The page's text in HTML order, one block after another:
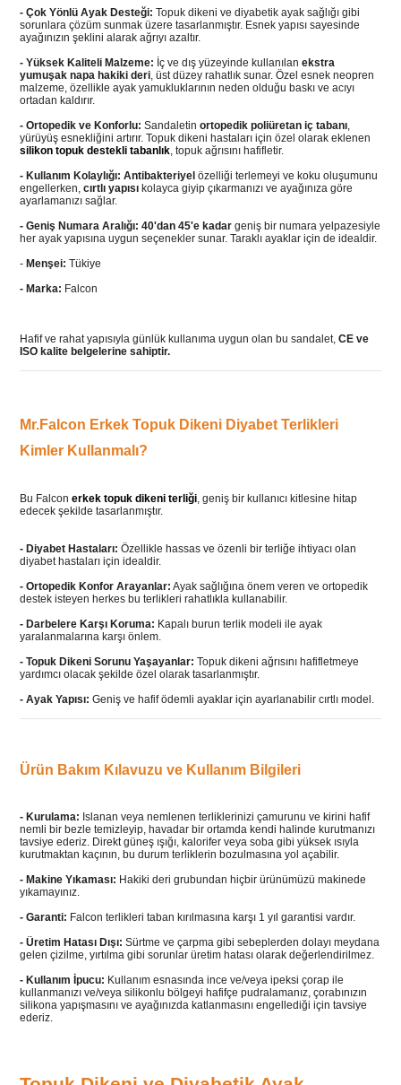
- Çok Yönlü Ayak Desteği: Topuk dikeni ve diyabetik ayak sağlığı gibi
sorunlara çözüm sunmak üzere tasarlanmıştır. Esnek yapısı sayesinde
ayağınızın şeklini alarak ağrıyı azaltır.
- Yüksek Kaliteli Malzeme: İç ve dış yüzeyinde kullanılan ekstra
yumuşak napa hakiki deri, üst düzey rahatlık sunar. Özel esnek neopren
malzeme, özellikle ayak yamukluklarının neden olduğu baskı ve acıyı
ortadan kaldırır.
- Ortopedik ve Konforlu: Sandaletin ortopedik poliüretan iç tabanı,
yürüyüş esnekliğini artırır. Topuk dikeni hastaları için özel olarak eklenen
silikon topuk destekli tabanlık, topuk ağrısını hafifletir.
- Kullanım Kolaylığı: Antibakteriyel özelliği terlemeyi ve koku oluşumunu
engellerken, cırtlı yapısıkolayca giyip çıkarmanızı ve ayağınıza göre
ayarlamanızı sağlar.
- Geniş Numara Aralığı: 40'dan 45'e kadargeniş bir numara yelpazesiyle
her ayak yapısına uygun seçenekler sunar. Taraklı ayaklar için de idealdir.
- Menşei: Tükiye
- Marka: Falcon
Hafif ve rahat yapısıyla günlük kullanıma uygun olan bu sandalet, CE ve
ISO kalite belgelerine sahiptir.
Mr.Falcon Erkek Topuk Dikeni Diyabet Terlikleri
Kimler Kullanmalı?
Bu Falcon erkek topuk dikeni terliği, geniş bir kullanıcı kitlesine hitap
edecek şekilde tasarlanmıştır.
- Diyabet Hastaları: Özellikle hassas ve özenli bir terliğe ihtiyacı olan
diyabet hastaları için idealdir.
- Ortopedik Konfor Arayanlar: Ayak sağlığına önem veren ve ortopedik
destek isteyen herkes bu terlikleri rahatlıkla kullanabilir.
- Darbelere Karşı Koruma: Kapalı burun terlik modeli ile ayak
yaralanmalarına karşı önlem.
- Topuk Dikeni Sorunu Yaşayanlar: Topuk dikeni ağrısını hafifletmeye
yardımcı olacak şekilde özel olarak tasarlanmıştır.
- Ayak Yapısı: Geniş ve hafif ödemli ayaklar için ayarlanabilir cırtlı model.
Ürün Bakım Kılavuzu ve Kullanım Bilgileri
- Kurulama: Islanan veya nemlenen terliklerinizi çamurunu ve kirini hafif
nemli bir bezle temizleyip, havadar bir ortamda kendi halinde kurutmanızı
tavsiye ederiz. Direkt güneş ışığı, kalorifer veya soba gibi yüksek ısıyla
kurutmaktan kaçının, bu durum terliklerin bozulmasına yol açabilir.
- Makine Yıkaması: Hakiki deri grubundan hiçbir ürünümüzü makinede
yıkamayınız.
- Garanti: Falcon terlikleri taban kırılmasına karşı 1 yıl garantisi vardır.
- Üretim Hatası Dışı: Sürtme ve çarpma gibi sebeplerden dolayı meydana
gelen çizilme, yırtılma gibi sorunlar üretim hatası olarak değerlendirilmez.
- Kullanım İpucu: Kullanım esnasında ince ve/veya ipeksi çorap ile
kullanmanızı ve/veya silikonlu bölgeyi hafifçe pudralamanız, çorabınızın
silikona yapışmasını ve ayağınızda katlanmasını engellediği için tavsiye
ederiz.